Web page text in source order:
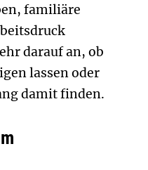
familiäre
darauf an, ob
lassen oder
damit finden.